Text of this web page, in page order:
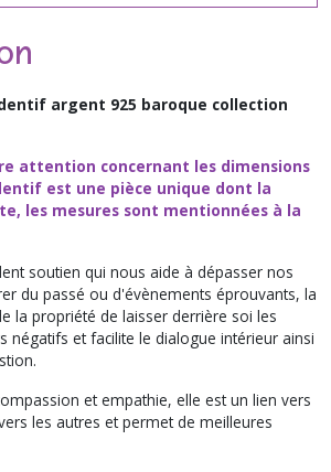
argent 925 baroque collection
attention concernant les dimensions
est une pièce unique dont la
les mesures sont mentionnées à la
soutien qui nous aide à dépasser nos
du passé ou d'évènements éprouvants, la
la propriété de laisser derrière soi les
négatifs et facilite le dialogue intérieur ainsi
et empathie, elle est un lien vers
les autres et permet de meilleures